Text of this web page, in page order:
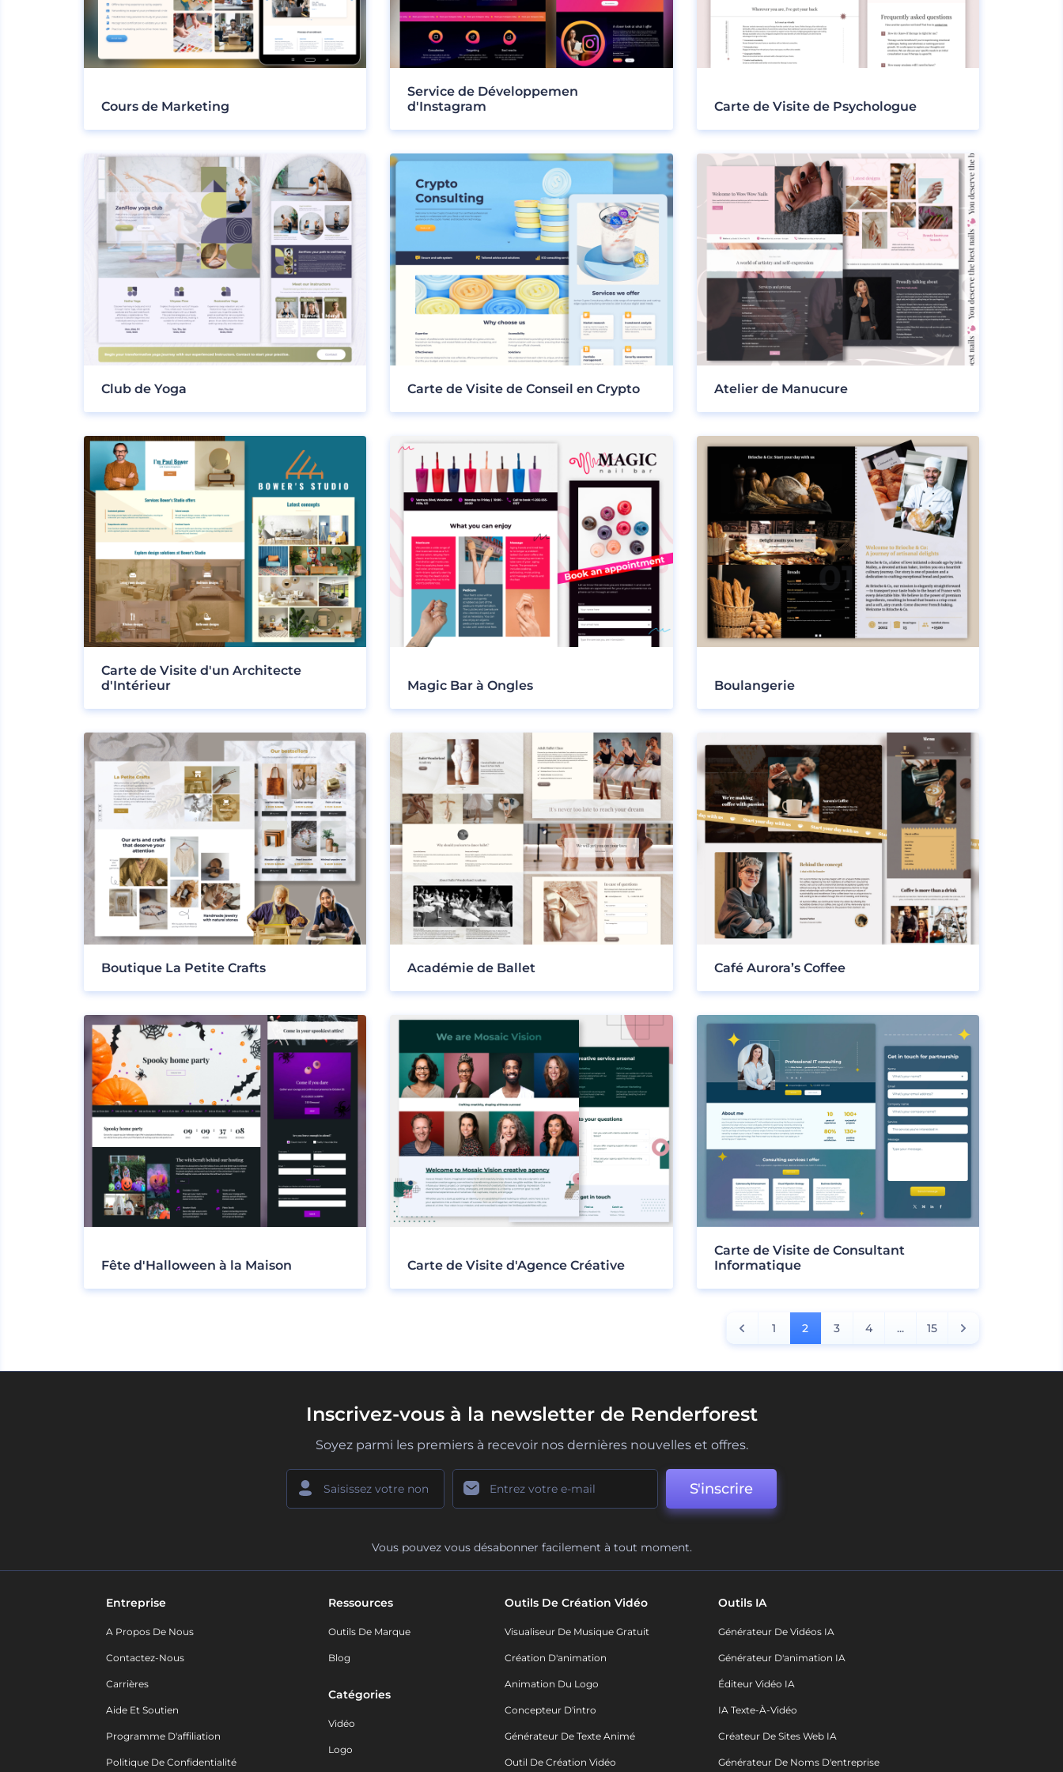
Cours de Marketing
Service de Développemen
d'Instagram
Carte de Visite de Psychologue
Club de Yoga Carte de Visite de Conseil en Crypto Atelier de Manucure
Carte de Visite d'un Architecte
d'Intérieur
Magic Bar à Ongles Boulangerie
Boutique La Petite Crafts Académie de Ballet Café Aurora’s Coffee
Fête d'Halloween à la Maison Carte de Visite d'Agence Créative
Carte de Visite de Consultant
Informatique
1 2 3 4 ... 15
Inscrivez-vous à la newsletter de Renderforest
Soyez parmi les premiers à recevoir nos dernières nouvelles et offres.
S'inscrire
Vous pouvez vous désabonner facilement à tout moment.
Entreprise
A Propos De Nous
Contactez-Nous
Carrières
Aide Et Soutien
Programme D'affiliation
Politique De Confidentialité
Ressources
Outils De Marque
Blog
Catégories
Vidéo
Logo
Outils De Création Vidéo
Visualiseur De Musique Gratuit
Création D'animation
Animation Du Logo
Concepteur D'intro
Générateur De Texte Animé
Outil De Création Vidéo
Outils IA
Générateur De Vidéos IA
Générateur D'animation IA
Éditeur Vidéo IA
IA Texte-À-Vidéo
Créateur De Sites Web IA
Générateur De Noms D'entreprise